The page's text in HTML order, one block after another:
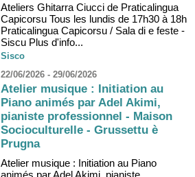
Ateliers Ghitarra Ciucci de Praticalingua
Capicorsu Tous les lundis de 17h30 à 18h
Praticalingua Capicorsu / Sala di e feste -
Siscu Plus d'info...
Sisco
22/06/2026 - 29/06/2026
Atelier musique : Initiation au
Piano animés par Adel Akimi,
pianiste professionnel - Maison
Socioculturelle - Grussettu è
Prugna
Atelier musique : Initiation au Piano
animés par Adel Akimi, pianiste